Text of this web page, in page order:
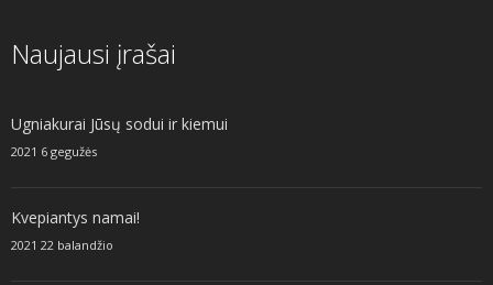
Naujausi įrašai
Ugniakurai Jūsų sodui ir kiemui
2021 6 gegužės
Kvepiantys namai!
2021 22 balandžio